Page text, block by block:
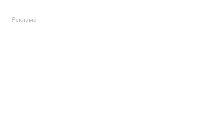
Реклама